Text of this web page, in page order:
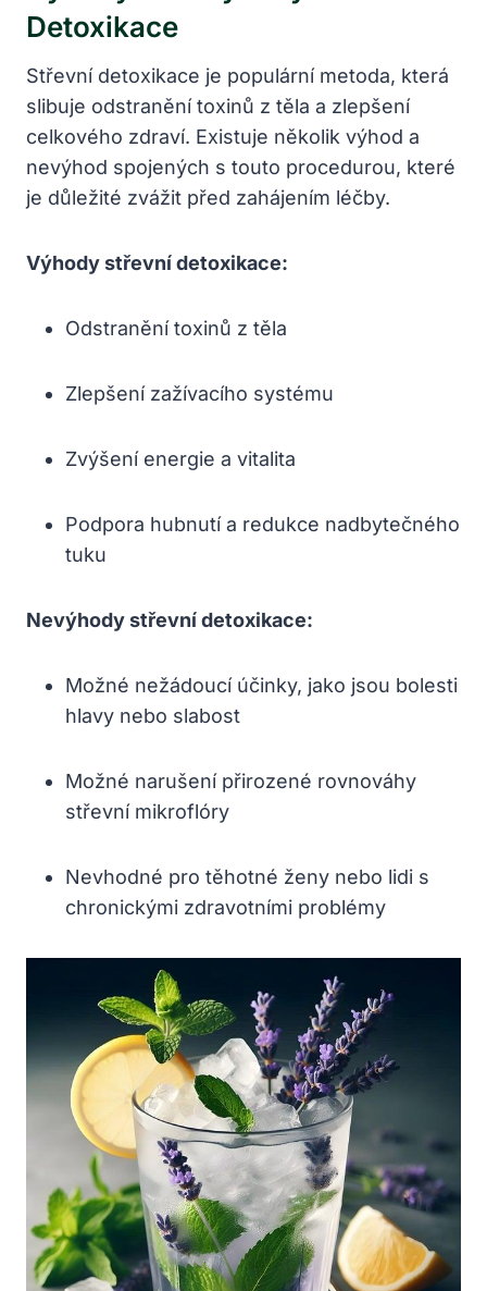
Detoxikace
Střevní detoxikace je populární metoda, která
slibuje odstranění toxinů z těla a zlepšení
celkového zdraví. Existuje několik výhod a
nevýhod spojených s touto procedurou, které
je důležité zvážit před zahájením léčby.
Výhody střevní detoxikace:
Odstranění toxinů z těla
Zlepšení zažívacího systému
Zvýšení energie a vitalita
Podpora hubnutí a redukce nadbytečného
tuku
Nevýhody střevní detoxikace:
Možné nežádoucí účinky, jako jsou bolesti
hlavy nebo slabost
Možné narušení přirozené rovnováhy
střevní mikroflóry
Nevhodné pro těhotné ženy nebo lidi s
chronickými zdravotními problémy